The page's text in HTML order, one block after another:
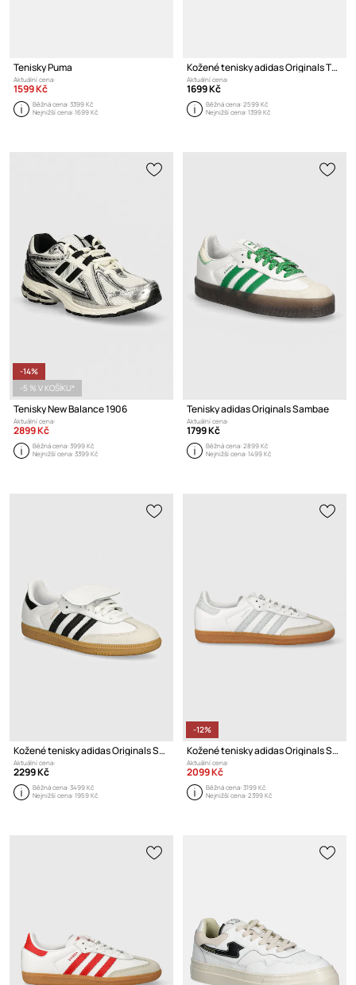
Tenisky Puma
Aktuální cena:
1599 Kč
Běžná cena:3399 Kč
Nejnižší cena:1699 Kč
Kožené tenisky adidas Originals TAEKWONDO
Aktuální cena:
1699 Kč
Běžná cena:2599 Kč
Nejnižší cena:1399 Kč
-14%
-5 % V KOŠÍKU*
Tenisky New Balance 1906
Aktuální cena:
2899 Kč
Běžná cena:3999 Kč
Nejnižší cena:3399 Kč
Tenisky adidas Originals Sambae
Aktuální cena:
1799 Kč
Běžná cena:2899 Kč
Nejnižší cena:1499 Kč
Kožené tenisky adidas Originals Samba LT
Aktuální cena:
2299 Kč
Běžná cena:3499 Kč
Nejnižší cena:1959 Kč
-12%
Kožené tenisky adidas Originals Samba OG
Aktuální cena:
2099 Kč
Běžná cena:3199 Kč
Nejnižší cena:2399 Kč